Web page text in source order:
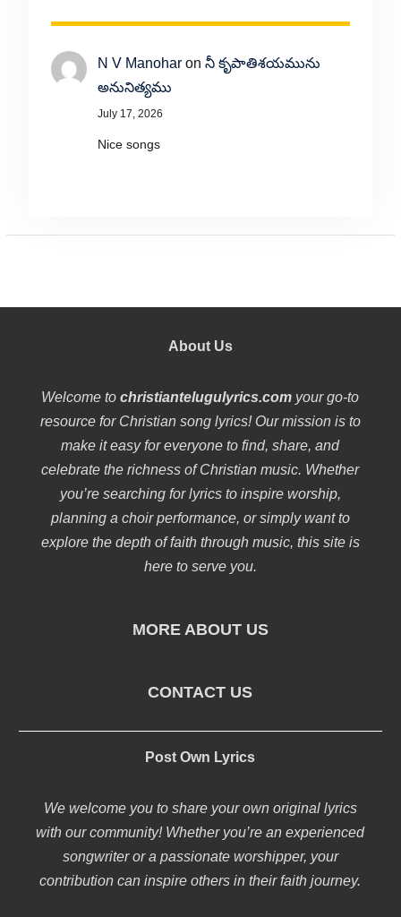
N V Manoharon నీ కృపాతిశయమును
అనునిత్యము
July 17, 2026
Nice songs
About Us
Welcome tochristiantelugulyrics.com your go-to
resource for Christian song lyrics! Our mission is to
make it easy for everyone to find, share, and
celebrate the richness of Christian music. Whether
you’re searching for lyrics to inspire worship,
planning a choir performance, or simply want to
explore the depth of faith through music, this site is
here to serve you.
MORE ABOUT US
CONTACT US
Post Own Lyrics
We welcome you to share your own original lyrics
with our community! Whether you’re an experienced
songwriter or a passionate worshipper, your
contribution can inspire others in their faith journey.